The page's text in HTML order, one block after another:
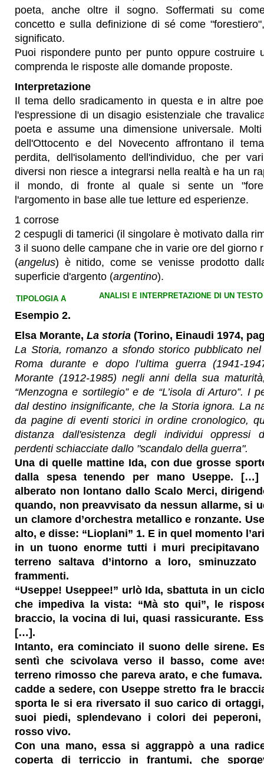
poeta, anche oltre il sogno. Soffermati su
concetto e sulla definizione di sé come
significato.
Puoi rispondere punto per punto oppure costruire
comprenda le risposte alle domande proposte.
Interpretazione
Il tema dello sradicamento in questa e in altre
l'espressione di un disagio esistenziale che
poeta e assume una dimensione universale.
dell'Ottocento e del Novecento affrontano il
perdita, dell'isolamento dell'individuo, che per
diversi non riesce a integrarsi nella realtà e ha un
il mondo, di fronte al quale si sente un
l'argomento in base alle tue letture ed esperienze.
1 corrose
2 cespugli di tamerici (il singolare è motivato dalla
3 il suono delle campane che in varie ore del giorno
(angelus) è nitido, come se venisse prodotto
superficie d'argento (argentino).
TIPOLOGIA A ANALISI E INTERPRETAZIONE DI UN
Esempio 2.
Elsa Morante, La storia (Torino, Einaudi 1974,
La Storia, romanzo a sfondo storico pubblicato
Roma durante e dopo l’ultima guerra (1941-
Morante (1912-1985) negli anni della sua
“Menzogna e sortilegio” e de “L’isola di Arturo”. I
dal destino insignificante, che la Storia ignora. La
da pagine di eventi storici in ordine cronologico,
distanza dall'esistenza degli individui oppressi
perdenti schiacciate dallo "scandalo della guerra".
Una di quelle mattine Ida, con due grosse
dalla spesa tenendo per mano Useppe. […]
alberato non lontano dallo Scalo Merci,
quando, non preavvisato da nessun allarme, si
un clamore d’orchestra metallico e ronzante.
alto, e disse: “Lioplani” 1. E in quel momento
in un tuono enorme tutti i muri
terreno saltava d’intorno a loro,
frammenti.
“Useppe! Useppee!” urlò Ida, sbattuta in un
che impediva la vista: “Mà sto qui”, le
braccio, la vocina di lui, quasi rassicurante.
[…].
Intanto, era cominciato il suono delle sirene.
sentì che scivolava verso il basso, come
terreno rimosso che pareva arato, e che
cadde a sedere, con Useppe stretto fra le
sporta le si era riversato il suo carico di
suoi piedi, splendevano i colori dei
rosso vivo.
Con una mano, essa si aggrappò a una
coperta di terriccio in frantumi, che